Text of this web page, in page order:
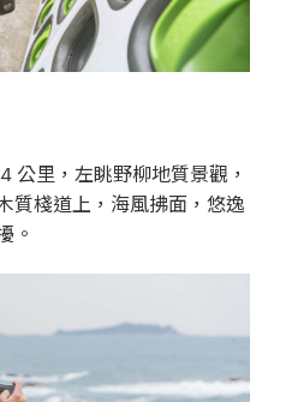
公里， 左眺野柳地質景觀，
質棧道上，海風拂面，悠逸
。